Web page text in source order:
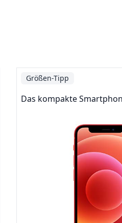
Größen-Tipp
Das kompakte